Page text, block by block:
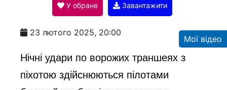
a
y
У обране Завантажити
23 лютого 2025, 20:00
Нічні удари по ворожих траншеях з
піхотою здійснюються пілотами
Мої відео